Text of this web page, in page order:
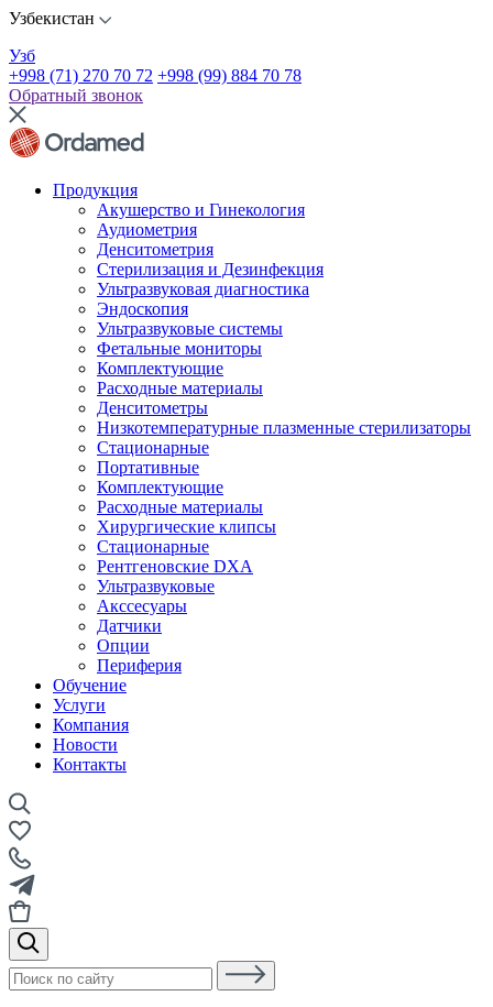
Узбекистан
Узб
+998 (71) 270 70 72 +998 (99) 884 70 78
Обратный звонок
Продукция
Акушерство и Гинекология
Аудиометрия
Денситометрия
Стерилизация и Дезинфекция
Ультразвуковая диагностика
Эндоскопия
Ультразвуковые системы
Фетальные мониторы
Комплектующие
Расходные материалы
Денситометры
Низкотемпературные плазменные стерилизаторы
Стационарные
Портативные
Комплектующие
Расходные материалы
Хирургические клипсы
Стационарные
Рентгеновские DXA
Ультразвуковые
Акссесуары
Датчики
Опции
Периферия
Обучение
Услуги
Компания
Новости
Контакты